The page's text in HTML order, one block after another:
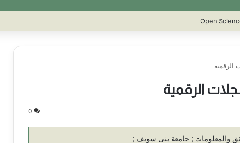
الرقمية
الرقمية
0
والمعلومات ; جامعة بنى سويف ;